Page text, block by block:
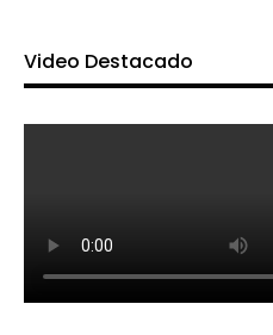
Video Destacado